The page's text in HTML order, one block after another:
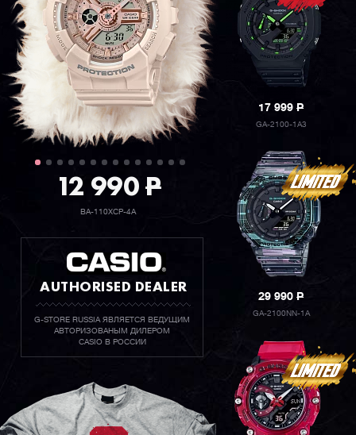
12 990P
BA-110XCP-4A
AUTHORISED DEALER
G-STORE RUSSIA ЯВЛЯЕТСЯ ВЕДУЩИМ
АВТОРИЗОВАНЫМ ДИЛЕРОМ
CASIO В РОССИИ
17 999P
GA-2100-1A3
29 990P
GA-2100NN-1A